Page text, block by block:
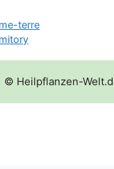
terre
© Heilpflanzen-